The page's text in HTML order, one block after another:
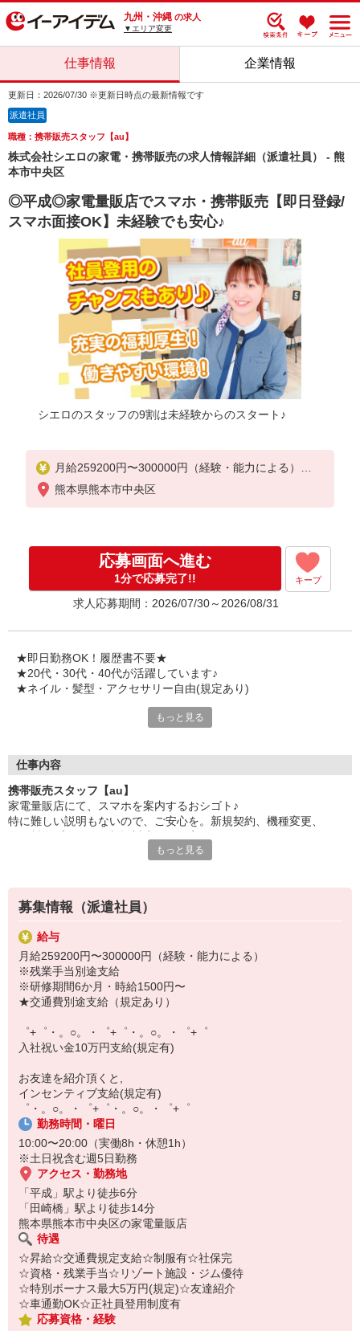
九州・沖縄 の求人
▼エリア変更
仕事情報 企業情報
更新日：2026/07/30 ※更新日時点の最新情報です
派遣社員
職種：携帯販売スタッフ【au】
株式会社シエロの家電・携帯販売の求人情報詳細（派遣社員） - 熊
本市中央区
◎平成◎家電量販店でスマホ・携帯販売【即日登録/
スマホ面接OK】未経験でも安心♪
シエロのスタッフの9割は未経験からのスタート♪
月給259200円〜300000円（経験・能力による）
※残業手当別途支給
※研修期間6か月・時給1500円〜
゜+゜・。○。・゜+゜・。○。・゜+゜
入社祝い金10万円支給(規定有)
お友達を紹介頂くと,
インセンティブ支給(規定有)
熊本県熊本市中央区
応募画面へ進む
1分で応募完了!! キープ
求人応募期間：2026/07/30～2026/08/31
★即日勤務OK！履歴書不要★
★20代・30代・40代が活躍しています♪
★ネイル・髪型・アクセサリー自由(規定あり)
でも心配ご無用！
お互いに教え合ったり、フォローしあったりする
和気あいあいとした人間関係がある店舗ばかり！
皆で一緒にステップアップしましょう♪
【選べるお仕事いろいろ】
▼オフィスワーク
事務、経理、データ入力、コールセンター、受付
▼工場・製造・軽作業系
機械/食品製造・梱包・仕分け・加工・組立・検査
▼美容系
眉毛サロンのアイブロウ・ネイリスト・エステ
▼営業・販売
法人営業・アパレル販売・個別指導塾・人材紹介
▼人気案件も多数♪
短期・期間限定・オープニング・官公庁案件
上場/優良/大手企業など
【スマホ面接実施中】
￣￣￣￣￣￣￣￣￣
自宅に居ながらスマホでカンタン面接OK！
オンライン面談なのでスピード対応。
もっと見る
仕事内容
携帯販売スタッフ【au】
家電量販店にて、スマホを案内するおシゴト♪
特に難しい説明もないので、ご安心を。新規契約、機種変更、
満足度◎
■携帯やインターネット販売業務
docomo(ドコモ)/au(エーユー)・KDDI/softbank(ソフトバンク)など
の大手キャリアから
ワイモバイル(Y!mobille)、楽天モバイル、UQなど格安スマホまで幅
広く紹介可能♪
人気のApple（アップル）店舗もございます！
もっと見る
募集情報（派遣社員）
給与
月給259200円〜300000円（経験・能力による）
※残業手当別途支給
※研修期間6か月・時給1500円〜
★交通費別途支給（規定あり）
゜+゜・。○。・゜+゜・。○。・゜+゜
入社祝い金10万円支給(規定有)
お友達を紹介頂くと,
インセンティブ支給(規定有)
゜・。○。・゜+゜・。○。・゜+゜
勤務時間・曜日
10:00〜20:00（実働8h・休憩1h）
※土日祝含む週5日勤務
アクセス・勤務地
「平成」駅より徒歩6分
「田崎橋」駅より徒歩14分
熊本県熊本市中央区の家電量販店
待遇
☆昇給☆交通費規定支給☆制服有☆社保完
☆資格・残業手当☆リゾート施設・ジム優待
☆特別ボーナス最大5万円(規定)☆友達紹介
☆車通勤OK☆正社員登用制度有
応募資格・経験